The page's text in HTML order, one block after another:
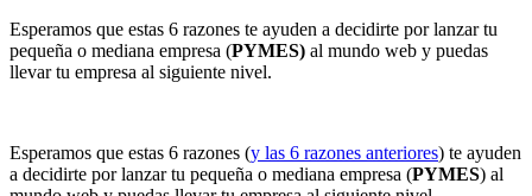
Esperamos que estas 6 razones te ayuden a decidirte por lanzar tu
pequeña o mediana empresa (PYMES) al mundo web y puedas
llevar tu empresa al siguiente nivel.
Esperamos que estas 6 razones (y las 6 razones anteriores) te ayuden
a decidirte por lanzar tu pequeña o mediana empresa (PYMES) al